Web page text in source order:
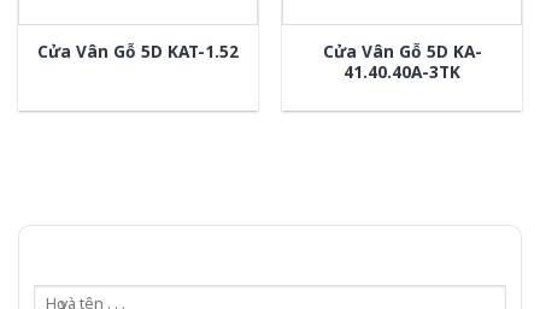
Cửa Vân Gỗ 5D KAT-1.52
Cửa Vân Gỗ 5D KA-
41.40.40A-3TK